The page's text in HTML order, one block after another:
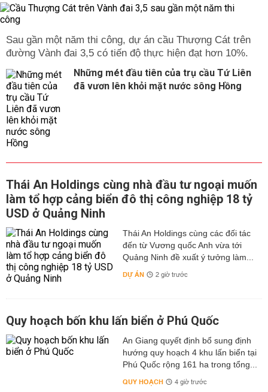
Sau gần một năm thi công, dự án cầu Thượng Cát trên
đường Vành đai 3,5 có tiến độ thực hiện đạt hơn 10%.
Những mét đầu tiên của trụ cầu Tứ Liên
đã vươn lên khỏi mặt nước sông Hồng
Thái An Holdings cùng nhà đầu tư ngoại muốn
làm tổ hợp cảng biển đô thị công nghiệp 18 tỷ
USD ở Quảng Ninh
Thái An Holdings cùng các đối tác
đến từ Vương quốc Anh vừa tới
Quảng Ninh đề xuất ý tưởng làm...
DỰ ÁN 2 giờ trước
Quy hoạch bốn khu lấn biển ở Phú Quốc
An Giang quyết định bổ sung định
hướng quy hoạch 4 khu lấn biển tại
Phú Quốc rộng 161 ha trong tổng...
QUY HOẠCH 4 giờ trước